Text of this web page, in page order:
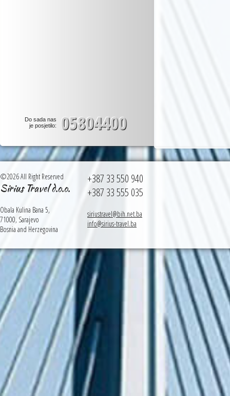
Do sada nas
je posjetilo:
05804400
©2026 All Right Reserved
Sirius Travel d.o.o.
Obala Kulina Bana 5,
71000, Sarajevo
Bosnia and Herzegovina
+387 33 550 940
+387 33 555 035
siriustravel@bih.net.ba
info@sirius-travel.ba